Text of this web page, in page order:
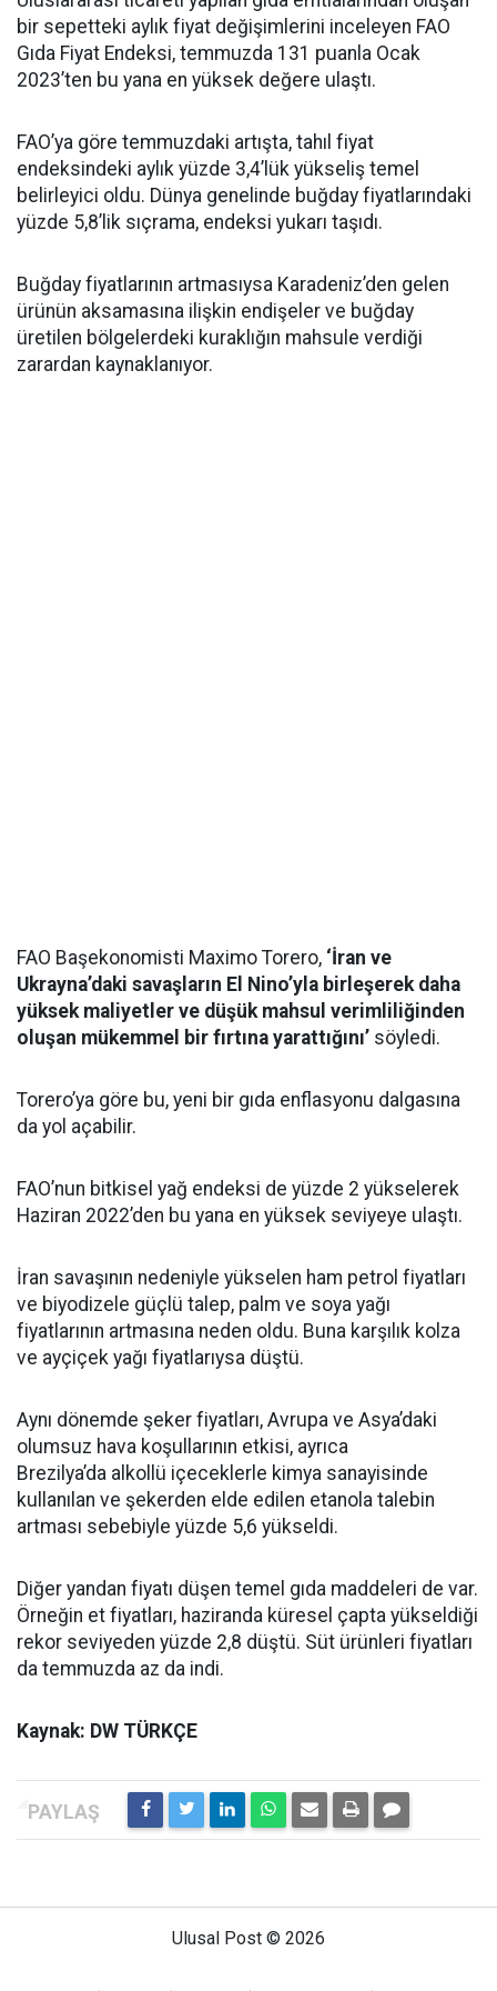
bir sepetteki aylık fiyat değişimlerini inceleyen FAO
Gıda Fiyat Endeksi, temmuzda 131 puanla Ocak
2023’ten bu yana en yüksek değere ulaştı.
FAO’ya göre temmuzdaki artışta, tahıl fiyat
endeksindeki aylık yüzde 3,4’lük yükseliş temel
belirleyici oldu. Dünya genelinde buğday fiyatlarındaki
yüzde 5,8’lik sıçrama, endeksi yukarı taşıdı.
Buğday fiyatlarının artmasıysa Karadeniz’den gelen
ürünün aksamasına ilişkin endişeler ve buğday
üretilen bölgelerdeki kuraklığın mahsule verdiği
zarardan kaynaklanıyor.
FAO Başekonomisti Maximo Torero, ‘İran ve
Ukrayna’daki savaşların El Nino’yla birleşerek daha
yüksek maliyetler ve düşük mahsul verimliliğinden
oluşan mükemmel bir fırtına yarattığını’ söyledi.
Torero’ya göre bu, yeni bir gıda enflasyonu dalgasına
da yol açabilir.
FAO’nun bitkisel yağ endeksi de yüzde 2 yükselerek
Haziran 2022’den bu yana en yüksek seviyeye ulaştı.
İran savaşının nedeniyle yükselen ham petrol fiyatları
ve biyodizele güçlü talep, palm ve soya yağı
fiyatlarının artmasına neden oldu. Buna karşılık kolza
ve ayçiçek yağı fiyatlarıysa düştü.
Aynı dönemde şeker fiyatları, Avrupa ve Asya’daki
olumsuz hava koşullarının etkisi, ayrıca
Brezilya’da alkollü içeceklerle kimya sanayisinde
kullanılan ve şekerden elde edilen etanola talebin
artması sebebiyle yüzde 5,6 yükseldi.
Diğer yandan fiyatı düşen temel gıda maddeleri de var.
Örneğin et fiyatları, haziranda küresel çapta yükseldiği
rekor seviyeden yüzde 2,8 düştü. Süt ürünleri fiyatları
da temmuzda az da indi.
Kaynak: DW TÜRKÇE
Ulusal Post © 2026